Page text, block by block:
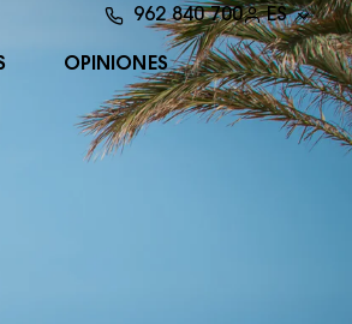
OPINIONES
962 840 700 ES